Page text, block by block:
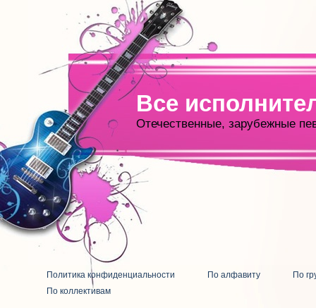
Все
Отечественные, зарубежные
Политика конфиденциальности По алфавиту
По
По коллективам